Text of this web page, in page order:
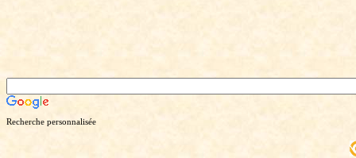
Recherche personnalisée